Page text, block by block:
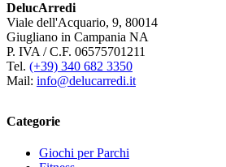
DelucArredi
Viale dell'Acquario, 9, 80014
Giugliano in Campania NA
P. IVA / C.F. 06575701211
Tel. (+39) 340 682 3350
Mail: info@delucarredi.it
Categorie
Giochi per Parchi